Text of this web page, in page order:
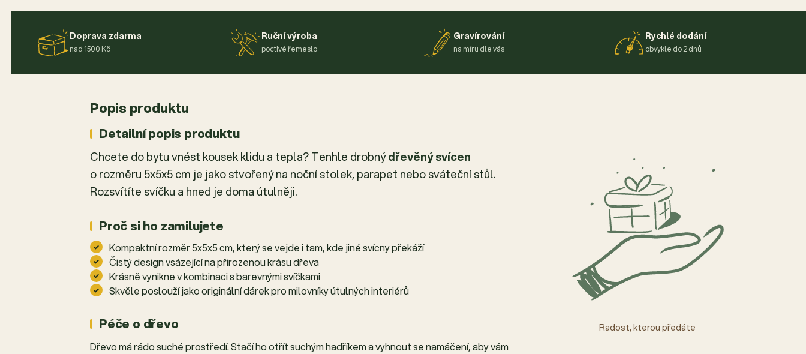
Doprava zdarma
nad 1500 Kč
Ruční výroba
poctivé řemeslo
Gravírování
na míru dle vás
Rychlé dodání
obvykle do 2 dnů
Popis produktu
Detailní popis produktu
Chcete do bytu vnést kousek klidu a tepla? Tenhle drobnýdřevěný svícen
o rozměru 5x5x5 cm je jako stvořený na noční stolek, parapet nebo sváteční stůl.
Rozsvítíte svíčku a hned je doma útulněji.
Proč si ho zamilujete
Kompaktní rozměr 5x5x5 cm, který se vejde i tam, kde jiné svícny překáží
Čistý design vsázející na přirozenou krásu dřeva
Krásně vynikne v kombinaci s barevnými svíčkami
Skvěle poslouží jako originální dárek pro milovníky útulných interiérů
Péče o dřevo
Dřevo má rádo suché prostředí. Stačí ho otřít suchým hadříkem a vyhnout se namáčení, aby vám
Radost, kterou předáte